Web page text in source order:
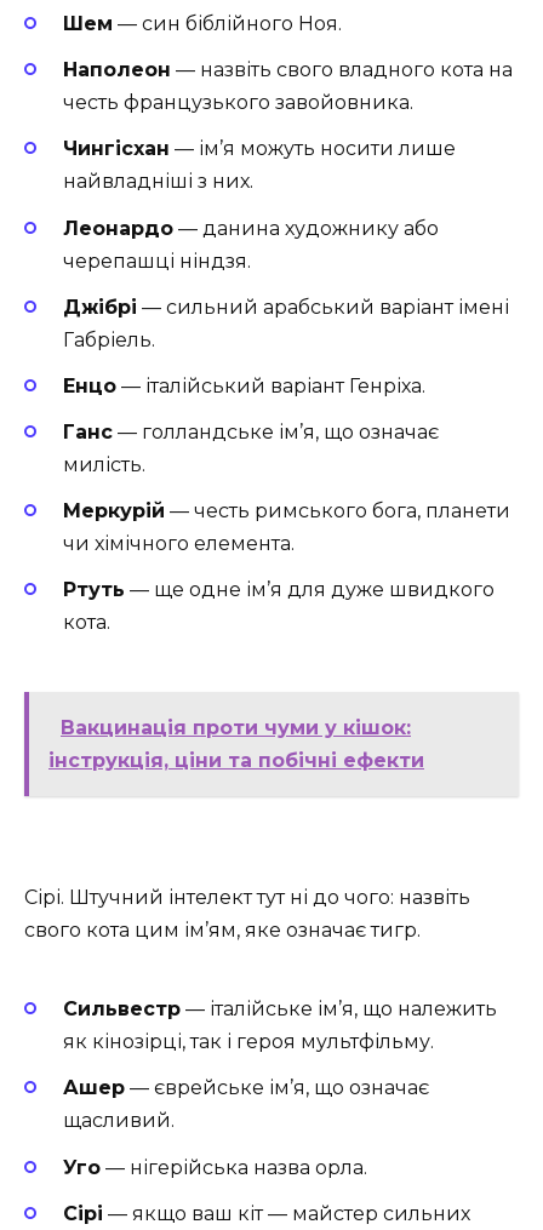
Шем — син біблійного Ноя.
Наполеон — назвіть свого владного кота на
честь французького завойовника.
Чингісхан — ім’я можуть носити лише
найвладніші з них.
Леонардо — данина художнику або
черепашці ніндзя.
Джібрі — сильний арабський варіант імені
Габріель.
Енцо — італійський варіант Генріха.
Ганс — голландське ім’я, що означає
милість.
Меркурій — честь римського бога, планети
чи хімічного елемента.
Ртуть — ще одне ім’я для дуже швидкого
кота.
Вакцинація проти чуми у кішок:
інструкція, ціни та побічні ефекти
Сірі. Штучний інтелект тут ні до чого: назвіть
свого кота цим ім’ям, яке означає тигр.
Сильвестр — італійське ім’я, що належить
як кінозірці, так і героя мультфільму.
Ашер — єврейське ім’я, що означає
щасливий.
Уго — нігерійська назва орла.
Сірі — якщо ваш кіт — майстер сильних